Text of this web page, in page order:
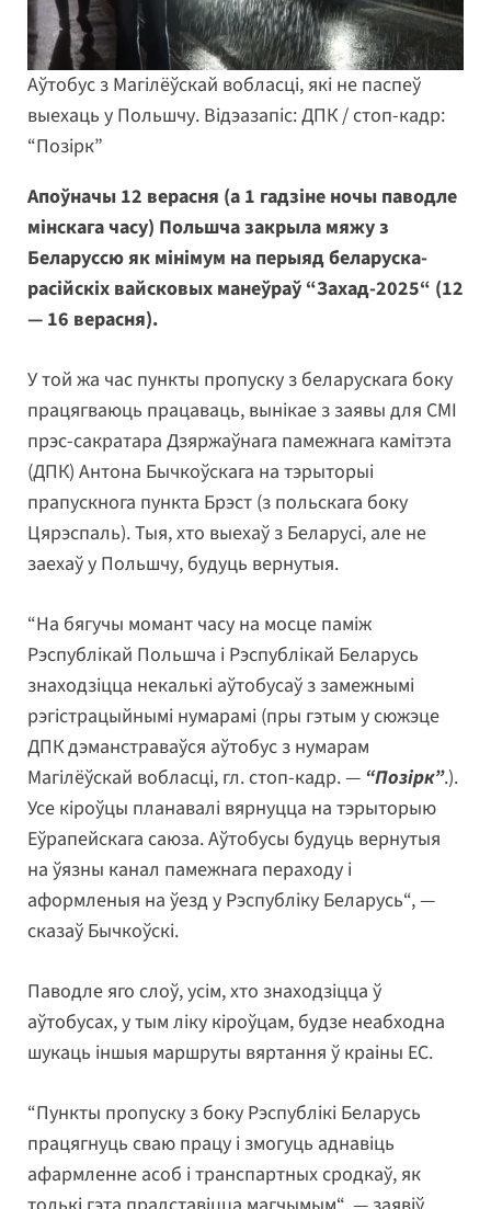
Аўтобус з Магілёўскай вобласці, які не паспеў
выехаць у Польшчу. Відэазапіс: ДПК / стоп-кадр:
“Позірк”
Апоўначы 12 верасня (а 1 гадзіне ночы паводле
мінскага часу) Польшча закрыла мяжу з
Беларуссю як мінімум на перыяд беларуска-
расійскіх вайсковых манеўраў “Захад-2025“ (12
— 16 верасня).
У той жа час пункты пропуску з беларускага боку
працягваюць працаваць, вынікае з заявы для СМІ
прэс-сакратара Дзяржаўнага памежнага камітэта
(ДПК) Антона Бычкоўскага на тэрыторыі
прапускнога пункта Брэст (з польскага боку
Цярэспаль). Тыя, хто выехаў з Беларусі, але не
заехаў у Польшчу, будуць вернутыя.
“На бягучы момант часу на мосце паміж
Рэспублікай Польшча і Рэспублікай Беларусь
знаходзіцца некалькі аўтобусаў з замежнымі
рэгістрацыйнымі нумарамі (пры гэтым у сюжэце
ДПК дэманстраваўся аўтобус з нумарам
Магілёўскай вобласці, гл. стоп-кадр. — “Позірк”.).
Усе кіроўцы планавалі вярнуцца на тэрыторыю
Еўрапейскага саюза. Аўтобусы будуць вернутыя
на ўязны канал памежнага пераходу і
аформленыя на ўезд у Рэспубліку Беларусь“, —
сказаў Бычкоўскі.
Паводле яго слоў, усім, хто знаходзіцца ў
аўтобусах, у тым ліку кіроўцам, будзе неабходна
шукаць іншыя маршруты вяртання ў краіны ЕС.
“Пункты пропуску з боку Рэспублікі Беларусь
працягнуць сваю працу і змогуць аднавіць
афармленне асоб і транспартных сродкаў, як